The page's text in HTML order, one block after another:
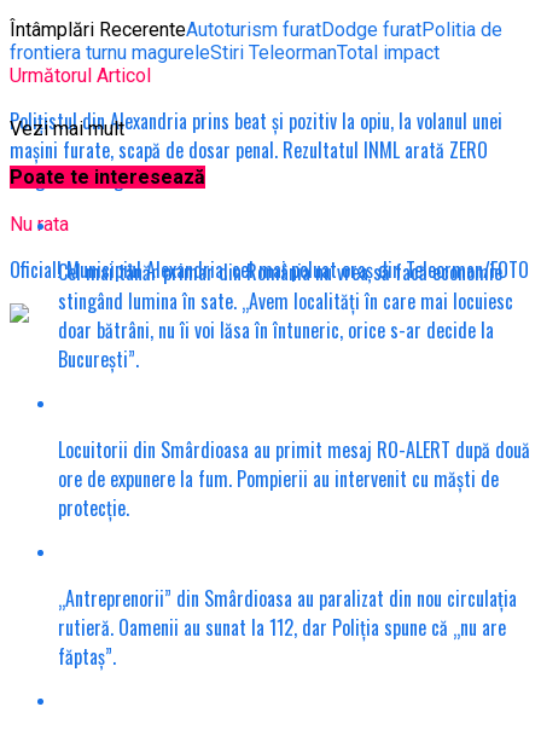
Întâmplări RecerenteAutoturism furatDodge furatPolitia de
frontiera turnu magureleStiri TeleormanTotal impact
Următorul Articol
Polițistul din Alexandria prins beat și pozitiv la opiu, la volanul unei
mașini furate, scapă de dosar penal. Rezultatul INML arată ZERO
droguri în sânge.
Nu rata
Oficial! Municipiul Alexandria, cel mai poluat oraș din Teleorman/FOTO
Vezi mai mult
Poate te interesează
Cel mai tânăr primar din România nu vrea să facă economie
stingând lumina în sate. „Avem localități în care mai locuiesc
doar bătrâni, nu îi voi lăsa în întuneric, orice s-ar decide la
București”.
Locuitorii din Smârdioasa au primit mesaj RO-ALERT după două
ore de expunere la fum. Pompierii au intervenit cu măști de
protecție.
„Antreprenorii” din Smârdioasa au paralizat din nou circulația
rutieră. Oamenii au sunat la 112, dar Poliția spune că „nu are
făptaș”.